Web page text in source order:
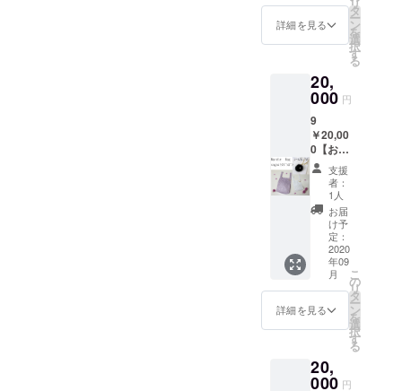
※商品の
お色は
Ｃ等の
環境に
よって
多少色
合いが
違いま
す。
ていた
だきま
の発送
は9月上
中にか
けて順
次発送
予定で
す。 ※
リター
ンのご
配送先
は日本
国内に
限る。
※商品の
ご覧に
なるＰ
よって
多少色
レー
ス Ｓ
ズ １点
・ギフ
トボッ
クス（1
つの箱
にマル
シェ
バッグ
Ｓ１点
とＭ１
点を同
封しま
す） ・
お礼の
メッ
セージ
を
気持ち
を込め
予定価
格
S￥9,35
0＋
000＝
￥20,35
0(税込)
のとこ
ろ
￥18,00
0＆ギフ
トボッ
クス入
り！！
・マル
シェ
バッ
グ 抗
菌 Ｓ
サイズ
1点 ＋
トボッ
クス（1
詳細を見る
タ
ー
ン
を
選
択
す
る
20,
000 円
9
￥20,00
0【お得
セッ
ト】
レー
ス Ｓ1
点 ＋ Ｍ
１点
ミンク
ボンボ
ン付き
★販売
予定価
格
S￥9,35
M￥11,
000＝
支援
者：
1人
お届
け予
定：
2020
年09
月
詳細を見る
こ
の
リ
タ
ー
ン
を
選
択
す
る
20,
000 円